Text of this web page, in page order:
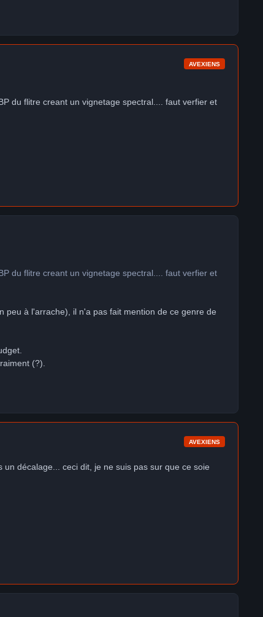
AVEXIENS
du flitre creant un vignetage spectral.... faut verfier et
du flitre creant un vignetage spectral.... faut verfier et
peu à l'arrache), il n'a pas fait mention de ce genre de
(?).
AVEXIENS
décalage... ceci dit, je ne suis pas sur que ce soie